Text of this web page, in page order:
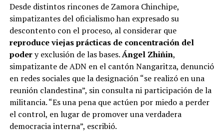
Desde distintos rincones de Zamora Chinchipe,
simpatizantes del oficialismo han expresado su
descontento con el proceso, al considerar que
reproduce viejas prácticas de concentración del
podery exclusión de las bases.Ángel Zhiñin,
simpatizante de ADN en el cantón Nangaritza, denunció
en redes sociales que la designación “se realizó en una
reunión clandestina”, sin consulta ni participación de la
militancia. “Es una pena que actúen por miedo a perder
el control, en lugar de promover una verdadera
democracia interna”, escribió.